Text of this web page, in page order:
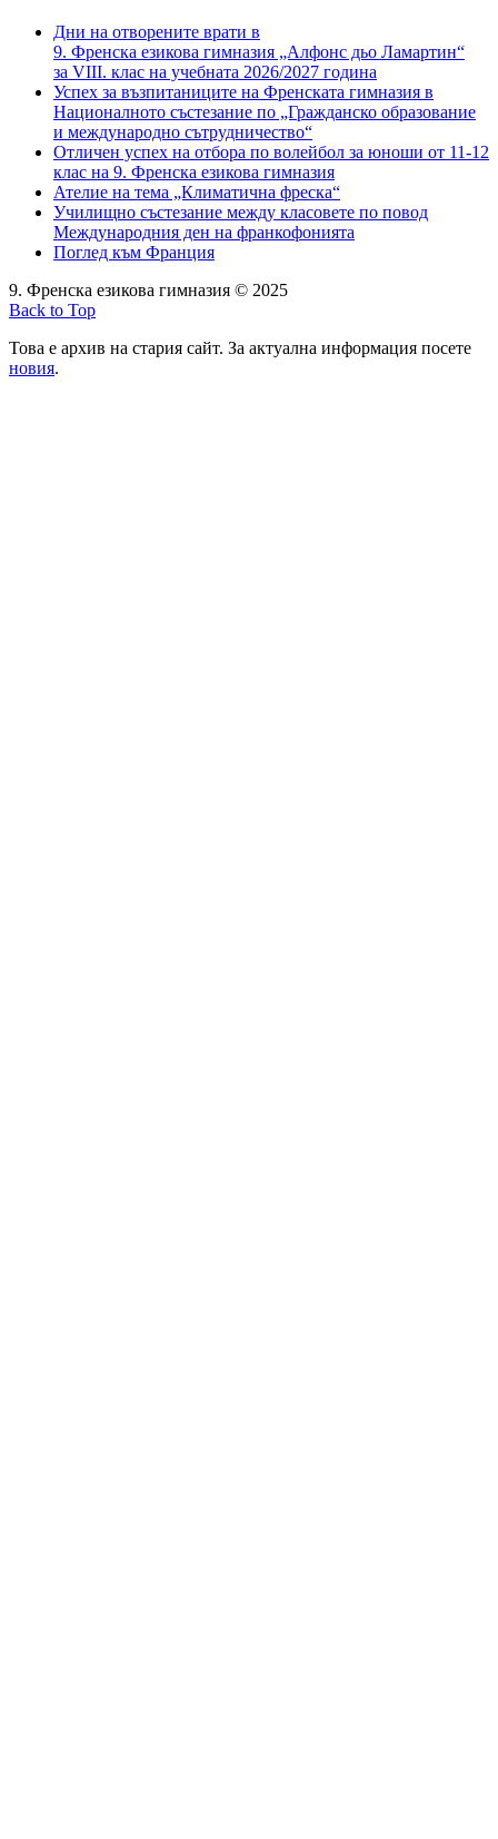
Дни на отворените врати в
9. Френска езикова гимназия „Алфонс дьо Ламартин“
за VIII. клас на учебната 2026/2027 година
Успех за възпитаниците на Френската гимназия в
Националното състезание по „Гражданско образование
и международно сътрудничество“
Отличен успех на отбора по волейбол за юноши от 11-12
клас на 9. Френска езикова гимназия
Ателие на тема „Климатична фреска“
Училищно състезание между класовете по повод
Международния ден на франкофонията
Поглед към Франция
9. Френска езикова гимназия © 2025
Back to Top
Това е архив на стария сайт. За актуална информация посете
новия.